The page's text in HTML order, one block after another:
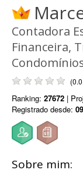
Contadora
Financeira,
Ranking: 27672 |
Registrado desde:
Sobre mim: